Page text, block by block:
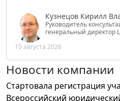
Кузнецов Кирилл
Руководитель
генеральный директор
РФ
10 августа 2026
Новости компании
Стартовала регистрация
Всероссийский